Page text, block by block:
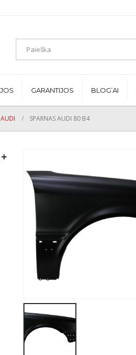
GARANTIJOS BLOG’AI
AUDI SPARNAS AUDI 80 B4